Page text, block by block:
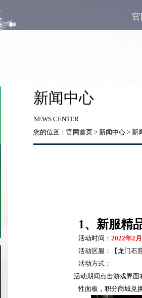
新闻中心
NEWS CENTER
您的位置： 官网首页 > 新闻中心 > 新
1、新服精
活动时间： 2022年2月
活动区服：
【龙门石
活动方式：
活动期间点击游戏界
性面板，积分商城兑